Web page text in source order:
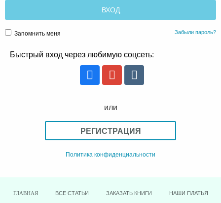
Запомнить меня Забыли пароль?
Быстрый вход через любимую соцсеть:
или
РЕГИСТРАЦИЯ
Политика конфиденциальности
ГЛАВНАЯ ВСЕ СТАТЬИ ЗАКАЗАТЬ КНИГИ НАШИ ПЛАТЬЯ